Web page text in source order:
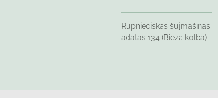
Rūpnieciskās šujmašīnas
adatas 134 (Bieza kolba)